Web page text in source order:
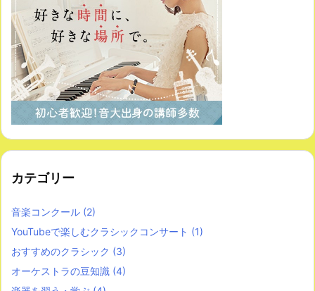
カテゴリー
音楽コンクール (2)
YouTubeで楽しむクラシックコンサート (1)
おすすめのクラシック (3)
オーケストラの豆知識 (4)